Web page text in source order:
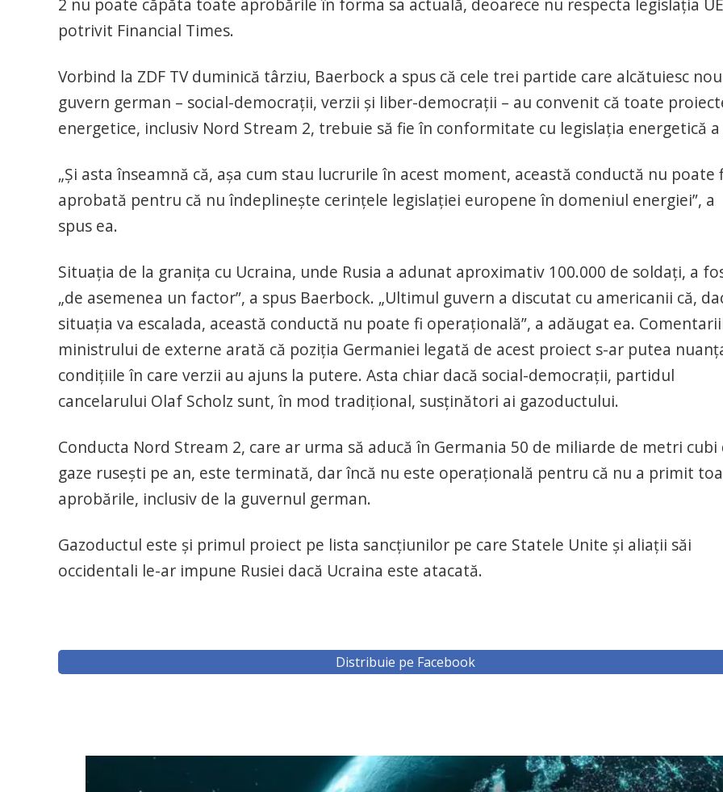
2 nu poate căpăta toate aprobările în forma sa actuală, deoarece nu respecta legislația
potrivit Financial Times.
Vorbind la ZDF TV duminică târziu, Baerbock a spus că cele trei partide care alcătuiesc
guvern german – social-democrații, verzii și liber-democrații – au convenit că toate
energetice, inclusiv Nord Stream 2, trebuie să fie în conformitate cu legislația energetică a
„Și asta înseamnă că, așa cum stau lucrurile în acest moment, această conductă nu poate
aprobată pentru că nu îndeplinește cerințele legislației europene în domeniul energiei”, a
spus ea.
Situația de la granița cu Ucraina, unde Rusia a adunat aproximativ 100.000 de soldați, a
„de asemenea un factor”, a spus Baerbock. „Ultimul guvern a discutat cu americanii că,
situația va escalada, această conductă nu poate fi operațională”, a adăugat ea.
ministrului de externe arată că poziția Germaniei legată de acest proiect s-ar putea
condițiile în care verzii au ajuns la putere. Asta chiar dacă social-democrații, partidul
cancelarului Olaf Scholz sunt, în mod tradițional, susținători ai gazoductului.
Conducta Nord Stream 2, care ar urma să aducă în Germania 50 de miliarde de metri cubi
gaze rusești pe an, este terminată, dar încă nu este operațională pentru că nu a primit
aprobările, inclusiv de la guvernul german.
Gazoductul este și primul proiect pe lista sancțiunilor pe care Statele Unite și aliații săi
occidentali le-ar impune Rusiei dacă Ucraina este atacată.
Distribuie pe Facebook